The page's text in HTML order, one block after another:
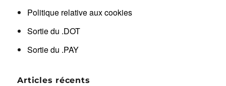
Politique relative aux cookies
Sortie du .DOT
Sortie du .PAY
Articles récents